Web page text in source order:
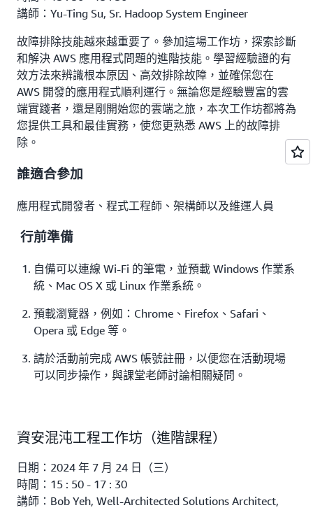
講師：Yu-Ting Su, Sr. Hadoop System Engineer
故障排除技能越來越重要了。參加這場工作坊，探索診斷
和解決 AWS 應用程式問題的進階技能。學習經驗證的有
效方法來辨識根本原因、高效排除故障，並確保您在
AWS 開發的應用程式順利運行。無論您是經驗豐富的雲
端實踐者，還是剛開始您的雲端之旅，本次工作坊都將為
您提供工具和最佳實務，使您更熟悉 AWS 上的故障排
除。
誰適合參加
應用程式開發者、程式工程師、架構師以及維運人員
行前準備
自備可以連線 Wi-Fi 的筆電，並預載 Windows 作業系
統、Mac OS X 或 Linux 作業系統。
預載瀏覽器，例如：Chrome、Firefox、Safari、
Opera 或 Edge 等。
請於活動前完成 AWS 帳號註冊，以便您在活動現場
可以同步操作，與課堂老師討論相關疑問。
資安混沌工程工作坊（進階課程）
日期：2024 年 7 月 24 日（三）
時間：15 : 50 - 17 : 30
講師：Bob Yeh, Well-Architected Solutions Architect,